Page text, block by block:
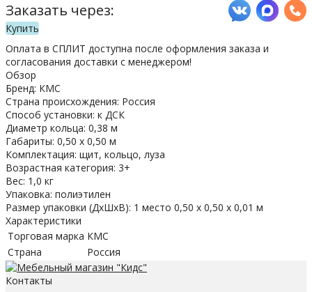
Заказать через:
Купить
Оплата в СПЛИТ доступна после оформления заказа и
согласования доставки с менеджером!
Обзор
Бренд: КМС
Страна происхождения: Россия
Способ установки: к ДСК
Диаметр кольца: 0,38 м
Габариты: 0,50 х 0,50 м
Комплектация: щит, кольцо, луза
Возрастная категория: 3+
Вес: 1,0 кг
Упаковка: полиэтилен
Размер упаковки (ДхШхВ): 1 место 0,50 х 0,50 х 0,01 м
Характеристики
Торговая марка КМС
Страна
Россия
Контакты